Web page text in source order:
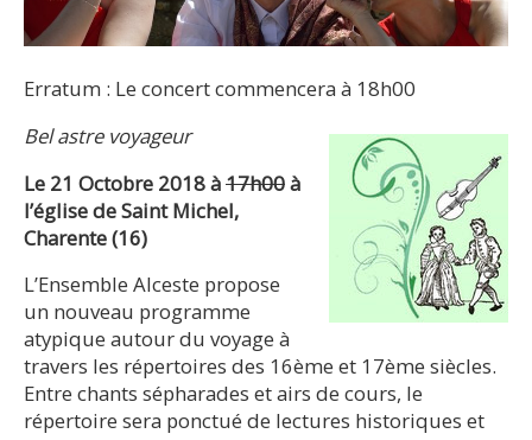
Erratum : Le concert commencera à 18h00
Bel astre voyageur
Le 21 Octobre 2018 à17h00à
l’église de Saint Michel,
Charente (16)
L’Ensemble Alceste propose
un nouveau programme
atypique autour du voyage à
travers les répertoires des 16ème et 17ème siècles.
Entre chants sépharades et airs de cours, le
répertoire sera ponctué de lectures historiques et